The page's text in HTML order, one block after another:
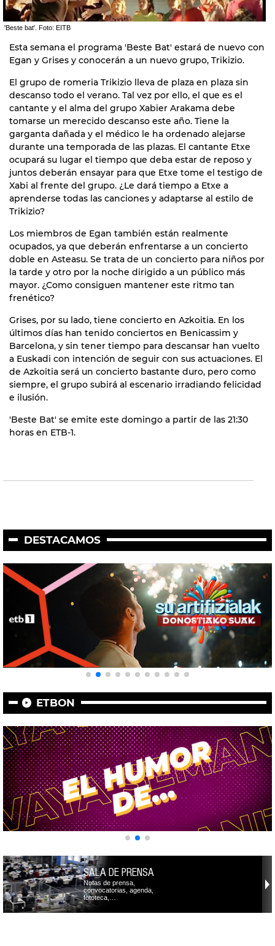
'Beste bat'. Foto: EITB
Esta semana el programa 'Beste Bat' estará de nuevo con
Egan y Grises y conocerán a un nuevo grupo, Trikizio.
El grupo de romeria Trikizio lleva de plaza en plaza sin
descanso todo el verano. Tal vez por ello, el que es el
cantante y el alma del grupo Xabier Arakama debe
tomarse un merecido descanso este año. Tiene la
garganta dañada y el médico le ha ordenado alejarse
durante una temporada de las plazas. El cantante Etxe
ocupará su lugar el tiempo que deba estar de reposo y
juntos deberán ensayar para que Etxe tome el testigo de
Xabi al frente del grupo. ¿Le dará tiempo a Etxe a
aprenderse todas las canciones y adaptarse al estilo de
Trikizio?
Los miembros de Egan también están realmente
ocupados, ya que deberán enfrentarse a un concierto
doble en Asteasu. Se trata de un concierto para niños por
la tarde y otro por la noche dirigido a un público más
mayor. ¿Como consiguen mantener este ritmo tan
frenético?
Grises, por su lado, tiene concierto en Azkoitia. En los
últimos días han tenido conciertos en Benicassim y
Barcelona, y sin tener tiempo para descansar han vuelto
a Euskadi con intención de seguir con sus actuaciones. El
de Azkoitia será un concierto bastante duro, pero como
siempre, el grupo subirá al escenario irradiando felicidad
e ilusión.
'Beste Bat' se emite este domingo a partir de las 21:30
horas en ETB-1.
DESTACAMOS
ETBON
SALA DE PRENSA
Notas de prensa,
convocatorias, agenda,
fototeca,…